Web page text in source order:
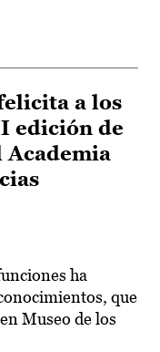
a los
edición de
Academia
ha
que
Museo de los